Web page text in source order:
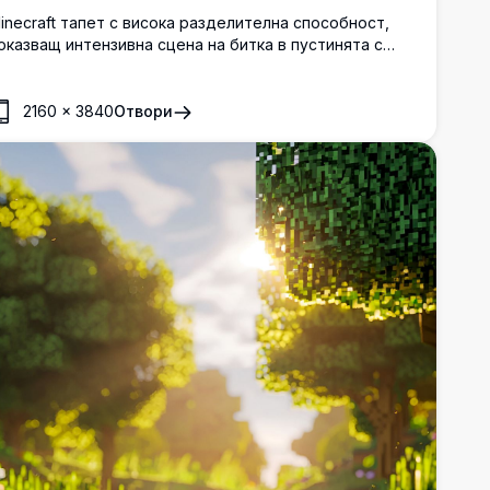
тапет с висока разделителна способност,
интензивна сцена на битка в пустинята с
2160 × 3840Отвори